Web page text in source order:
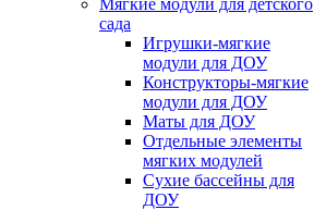
Мягкие модули для детского
сада
Игрушки-мягкие
модули для ДОУ
Конструкторы-мягкие
модули для ДОУ
Маты для ДОУ
Отдельные элементы
мягких модулей
Сухие бассейны для
ДОУ